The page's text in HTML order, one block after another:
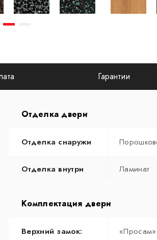
Гарантии
Отделка двери
Отделка снаружи
Отделка внутри Ламинат
Комплектация двери
Верхний замок: «Просам»